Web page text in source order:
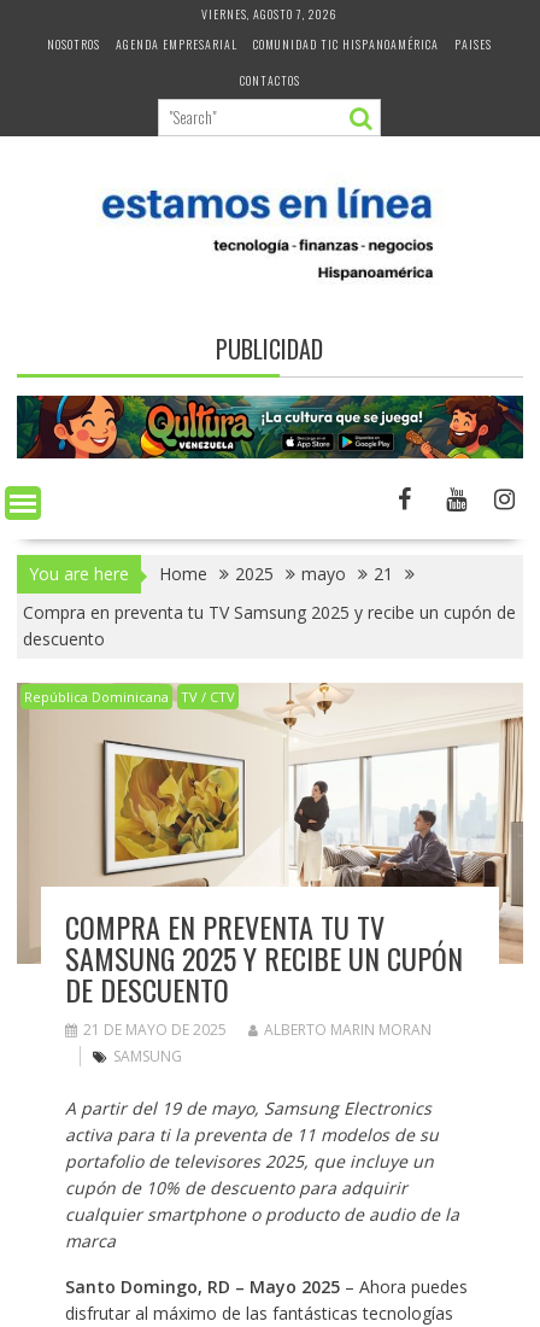
VIERNES, AGOSTO 7, 2026
NOSOTROS
AGENDA EMPRESARIAL COMUNIDAD TIC HISPANOAMÉRICA
PAISES
CONTACTOS
PUBLICIDAD
You are here Home 2025 mayo
21
Compra en preventa tu TV Samsung 2025 y recibe un cupón de
descuento
República Dominicana TV / CTV
COMPRA EN PREVENTA TU TV
SAMSUNG 2025 Y RECIBE UN CUPÓN
DE DESCUENTO
21 DE MAYO DE 2025
ALBERTO MARIN MORAN
SAMSUNG
A partir del 19 de mayo, Samsung Electronics
activa para ti la preventa de 11 modelos de su
portafolio de televisores 2025, que incluye un
cupón de 10% de descuento para adquirir
cualquier smartphone o producto de audio de la
marca
Santo Domingo, RD – Mayo 2025– Ahora puedes
disfrutar al máximo de las fantásticas tecnologías